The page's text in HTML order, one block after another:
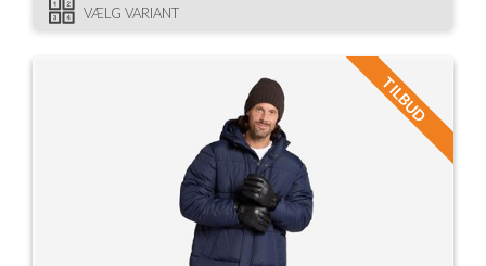
VÆLG VARIANT
TILBUD